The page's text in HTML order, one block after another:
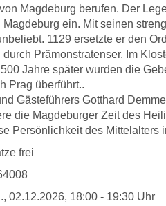
Magdeburg berufen. Der
Magdeburg ein. Mit seinen
1129 ersetzte er den
durch Prämonstratenser. Im
Jahre später wurden die
Prag überführt..
Gästeführers Gotthard
die Magdeburger Zeit des
Persönlichkeit des Mittelalters
frei
, 02.12.2026, 18:00 - 19:30 Uhr